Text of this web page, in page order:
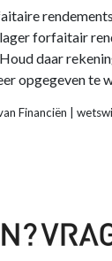
forfaitair
daar
opgegeven
Financiën |